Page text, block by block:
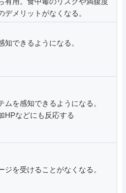
デメリットがなくなる。
知できるようになる。
ムを感知できるようになる。
HPなどにも反応する
ジを受けることがなくなる。